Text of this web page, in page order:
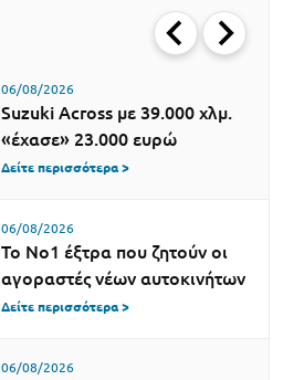
06/08/2026
Suzuki Across με 39.000 χλμ.
«έχασε» 23.000 ευρώ
Δείτε περισσότερα >
06/08/2026
Το Νο1 έξτρα που ζητούν οι
αγοραστές νέων αυτοκινήτων
Δείτε περισσότερα >
06/08/2026